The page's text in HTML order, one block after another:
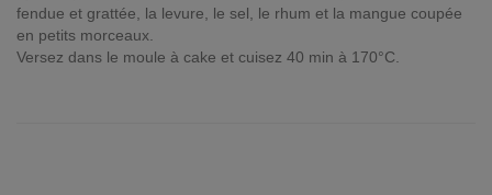
fendue et grattée, la levure, le sel, le rhum et la mangue coupée
en petits morceaux.
Versez dans le moule à cake et cuisez 40 min à 170°C.